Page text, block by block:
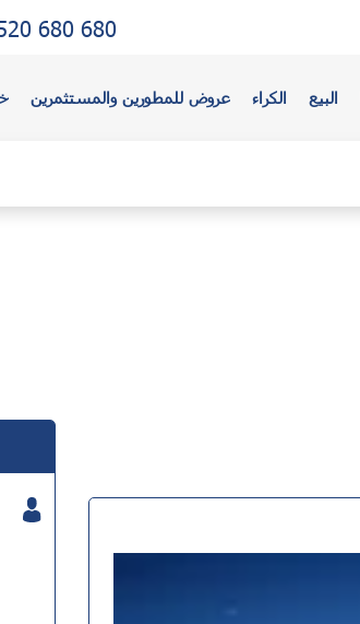
680 680
البيع الكراء عروض للمطورين والمستثمرين